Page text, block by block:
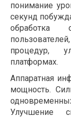
понимание
секунд
обработка
процедур,
платформах.
Аппаратная
мощность.
Улучшение